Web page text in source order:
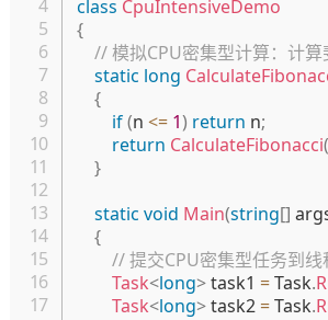
class CpuIntensiveDemo
{
// 模拟CPU密集型计算：计算
static long
{
if(n <= 1) return n;
return CalculateFibonacci(
}
static void Main(string[]
{
// 提交CPU密集型任务到线
Task<long> task1 = Task.
Task<long> task2 = Task.